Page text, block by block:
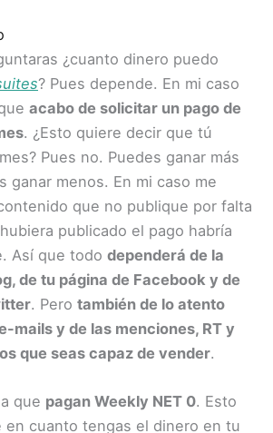
¿cuanto dinero puedo
? Pues depende. En mi caso
acabo de solicitar un pago de
. ¿Esto quiere decir que tú
Pues no. Puedes ganar más
ganar menos. En mi caso me
que no publique por falta
publicado el pago habría
Así que todo dependerá de la
de tu página de Facebook y de
. Pero también de lo atento
mails y de las menciones, RT y
que seas capaz de vender.
que pagan Weekly NET 0. Esto
en cuanto tengas el dinero en tu